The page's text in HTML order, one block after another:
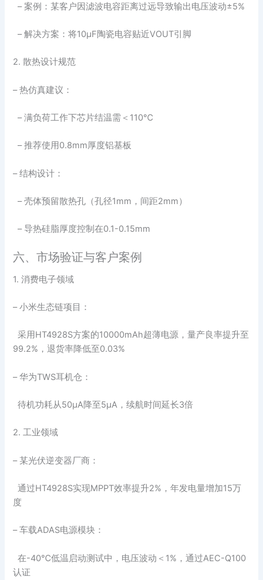
– 案例：某客户因滤波电容距离过远导致输出电压波动±5%
– 解决方案：将10μF陶瓷电容贴近VOUT引脚
2. 散热设计规范
– 热仿真建议：
– 满负荷工作下芯片结温需＜110℃
– 推荐使用0.8mm厚度铝基板
– 结构设计：
– 壳体预留散热孔（孔径1mm，间距2mm）
– 导热硅脂厚度控制在0.1-0.15mm
六、市场验证与客户案例
1. 消费电子领域
– 小米生态链项目：
采用HT4928S方案的10000mAh超薄电源，量产良率提升至
99.2%，退货率降低至0.03%
– 华为TWS耳机仓：
待机功耗从50μA降至5μA，续航时间延长3倍
2. 工业领域
– 某光伏逆变器厂商：
通过HT4928S实现MPPT效率提升2%，年发电量增加15万
度
– 车载ADAS电源模块：
在-40℃低温启动测试中，电压波动＜1%，通过AEC-Q100
认证